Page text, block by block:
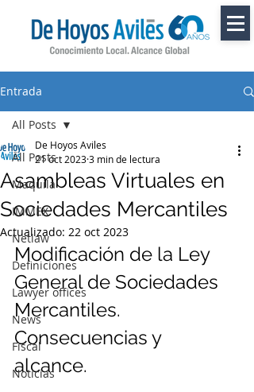
Entrada
All Posts
Maquila
IMMEX
Netlaw
Definiciones
Lawyer offices
News
Fiscal
Noticias
All Posts
Asambleas Virtuales en
Sociedades Mercantiles
De Hoyos Aviles
21 oct 20233 min de lectura
Actualizado: 22 oct 2023
Modificación de la Ley
General de Sociedades
Mercantiles.
Consecuencias y
alcance.